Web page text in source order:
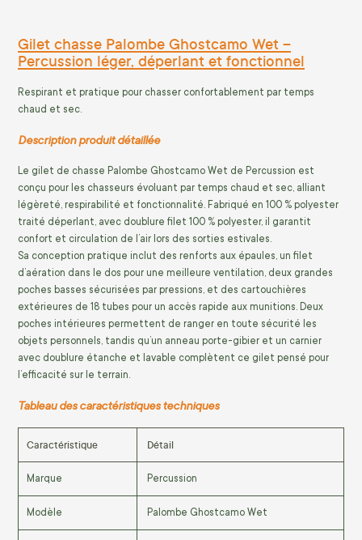
Gilet chasse Palombe Ghostcamo Wet –
Percussion léger, déperlant et fonctionnel
Respirant et pratique pour chasser confortablement par temps
chaud et sec.
Description produit détaillée
Le gilet de chasse Palombe Ghostcamo Wet de Percussion est
conçu pour les chasseurs évoluant par temps chaud et sec, alliant
légèreté, respirabilité et fonctionnalité. Fabriqué en 100 % polyester
traité déperlant, avec doublure filet 100 % polyester, il garantit
confort et circulation de l’air lors des sorties estivales.
Sa conception pratique inclut des renforts aux épaules, un filet
d’aération dans le dos pour une meilleure ventilation, deux grandes
poches basses sécurisées par pressions, et des cartouchières
extérieures de 18 tubes pour un accès rapide aux munitions. Deux
poches intérieures permettent de ranger en toute sécurité les
objets personnels, tandis qu’un anneau porte-gibier et un carnier
avec doublure étanche et lavable complètent ce gilet pensé pour
l’efficacité sur le terrain.
Tableau des caractéristiques techniques
Caractéristique Détail
Marque Percussion
Modèle Palombe Ghostcamo Wet